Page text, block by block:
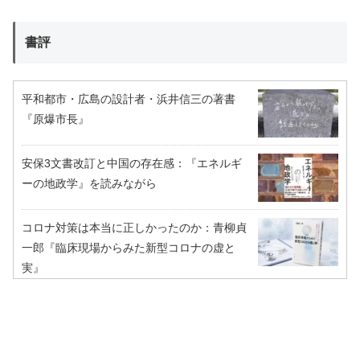
書評
平和都市・広島の設計者・浜井信三の著書
『原爆市長』
安保3文書改訂と中国の存在感：『エネルギ
ーの地政学』を読みながら
コロナ対策は本当に正しかったのか：青柳貞
一郎『臨床現場からみた新型コロナの虚と
実』